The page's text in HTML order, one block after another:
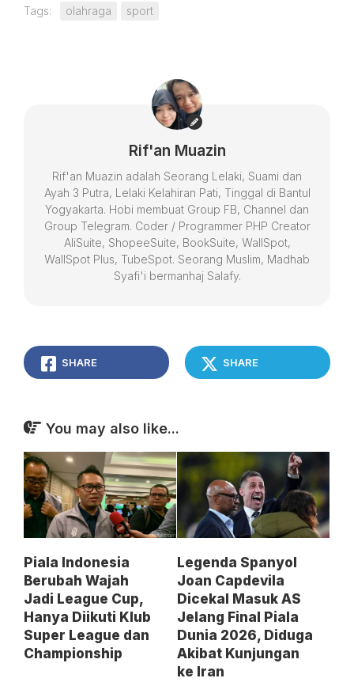
Tags: olahraga sport
Rif'an Muazin
Rif'an Muazin adalah Seorang Lelaki, Suami dan
Ayah 3 Putra, Lelaki Kelahiran Pati, Tinggal di Bantul
Yogyakarta. Hobi membuat Group FB, Channel dan
Group Telegram. Coder / Programmer PHP Creator
AliSuite, ShopeeSuite, BookSuite, WallSpot,
WallSpot Plus, TubeSpot. Seorang Muslim, Madhab
Syafi'i bermanhaj Salafy.
SHARE SHARE
You may also like...
Piala Indonesia
Berubah Wajah
Jadi League Cup,
Hanya Diikuti Klub
Super League dan
Championship
Legenda Spanyol
Joan Capdevila
Dicekal Masuk AS
Jelang Final Piala
Dunia 2026, Diduga
Akibat Kunjungan
ke Iran